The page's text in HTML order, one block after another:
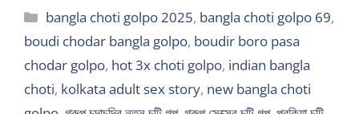
Categories
bangla choti golpo 2025, bangla choti golpo 69,
boudi chodar bangla golpo, boudir boro pasa
chodar golpo, hot 3x choti golpo, indian bangla
choti, kolkata adult sex story, new bangla choti